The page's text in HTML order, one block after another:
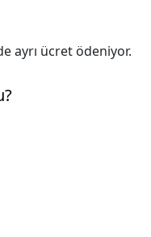
ayrı ücret ödeniyor.